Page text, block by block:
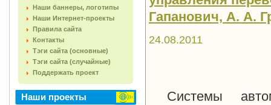
Наши баннеры, логотипы
Наши Интернет-проекты
Правила сайта
Контакты
Тэги сайта (основные)
Тэги сайта (случайные)
Поддержать проект
Наши проекты
Гапанович, А. А.
24.08.2011
Системы